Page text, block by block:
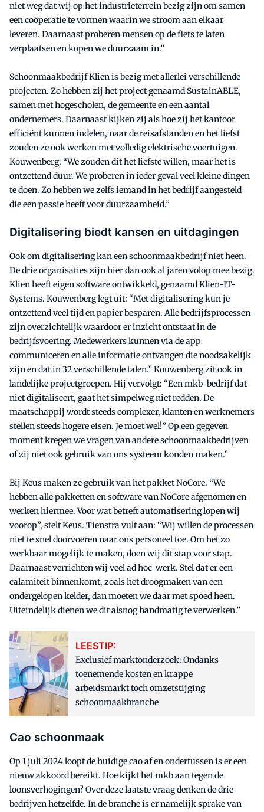
niet weg dat wij op het industrieterrein bezig zijn om samen
een coöperatie te vormen waarin we stroom aan elkaar
leveren. Daarnaast proberen mensen op de fiets te laten
verplaatsen en kopen we duurzaam in.”
Schoonmaakbedrijf Klien is bezig met allerlei verschillende
projecten. Zo hebben zij het project genaamd SustainABLE,
samen met hogescholen, de gemeente en een aantal
ondernemers. Daarnaast kijken zij als hoe zij het kantoor
efficiënt kunnen indelen, naar de reisafstanden en het liefst
zouden ze ook werken met volledig elektrische voertuigen.
Kouwenberg: “We zouden dit het liefste willen, maar het is
ontzettend duur. We proberen in ieder geval veel kleine dingen
te doen. Zo hebben we zelfs iemand in het bedrijf aangesteld
die een passie heeft voor duurzaamheid.”
Digitalisering biedt kansen en uitdagingen
Ook om digitalisering kan een schoonmaakbedrijf niet heen.
De drie organisaties zijn hier dan ook al jaren volop mee bezig.
Klien heeft eigen software ontwikkeld, genaamd Klien-IT-
Systems. Kouwenberg legt uit: “Met digitalisering kun je
ontzettend veel tijd en papier besparen. Alle bedrijfsprocessen
zijn overzichtelijk waardoor er inzicht ontstaat in de
bedrijfsvoering. Medewerkers kunnen via de app
communiceren en alle informatie ontvangen die noodzakelijk
zijn en dat in 32 verschillende talen.” Kouwenberg zit ook in
landelijke projectgroepen. Hij vervolgt: “Een mkb-bedrijf dat
niet digitaliseert, gaat het simpelweg niet redden. De
maatschappij wordt steeds complexer, klanten en werknemers
stellen steeds hogere eisen. Je moet wel!” Op een gegeven
moment kregen we vragen van andere schoonmaakbedrijven
of zij niet ook gebruik van ons systeem konden maken.”
Bij Keus maken ze gebruik van het pakket NoCore. “We
hebben alle pakketten en software van NoCore afgenomen en
werken hiermee. Voor wat betreft automatisering lopen wij
voorop”, stelt Keus. Tienstra vult aan: “Wij willen de processen
niet te snel doorvoeren naar ons personeel toe. Om het zo
werkbaar mogelijk te maken, doen wij dit stap voor stap.
Daarnaast verrichten wij veel ad hoc-werk. Stel dat er een
calamiteit binnenkomt, zoals het droogmaken van een
ondergelopen kelder, dan moeten we daar met spoed heen.
Uiteindelijk dienen we dit alsnog handmatig te verwerken.”
LEESTIP:
Exclusief marktonderzoek: Ondanks
toenemende kosten en krappe
arbeidsmarkt toch omzetstijging
schoonmaakbranche
Cao schoonmaak
Op 1 juli 2024 loopt de huidige cao af en ondertussen is er een
nieuw akkoord bereikt. Hoe kijkt het mkb aan tegen de
loonsverhogingen? Over deze laatste vraag denken de drie
bedrijven hetzelfde. In de branche is er namelijk sprake van